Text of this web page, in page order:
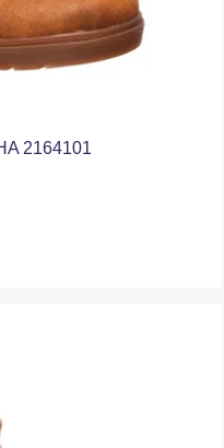
2164101